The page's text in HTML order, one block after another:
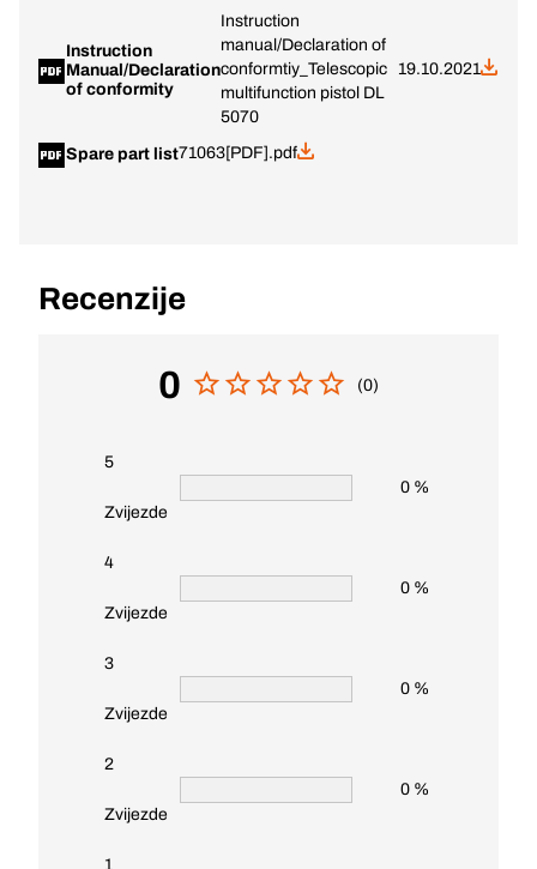
Instruction
Manual/Declaration
of conformity
Instruction
manual/Declaration of
conformtiy_Telescopic
multifunction pistol DL
5070
19.10.2021
Spare part list71063[PDF].pdf
Recenzije
0 (0)
5
Zvijezde
0 %
4
Zvijezde
0 %
3
Zvijezde
0 %
2
Zvijezde
0 %
1